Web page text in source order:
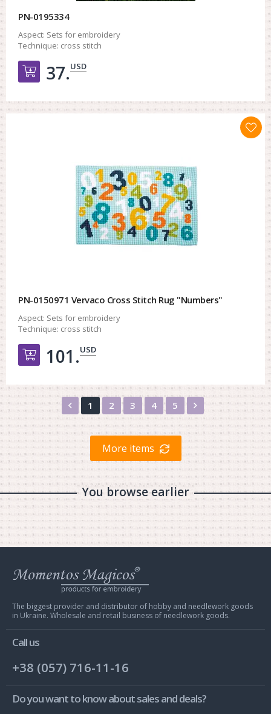
PN-0195334
Aspect: Sets for embroidery
Technique: cross stitch
Добавить в корзину
37.USD
PN-0150971 Vervaco Cross Stitch Rug "Numbers"
Aspect: Sets for embroidery
Technique: cross stitch
Добавить в корзину
101.USD
Назад
1 2 3 4 5 Вперед
More items
You browse earlier
Web
store
Mit
The biggest provider and distributor of hobby and needlework goods
in Ukraine. Wholesale and retail business of needlework goods.
Call us
+38 (057) 716-11-16
Do you want to know about sales and deals?